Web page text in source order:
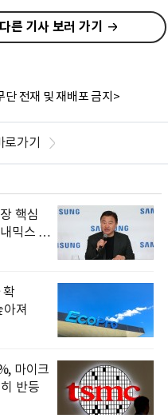
른 기사 보러 가기
전재 및 재배포 금지>
로가기
핵심
믹스 출
확
져
마이크
반등